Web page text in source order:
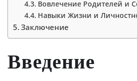
Вовлечение Родителей и
Навыки Жизни и
Заключение
Введение